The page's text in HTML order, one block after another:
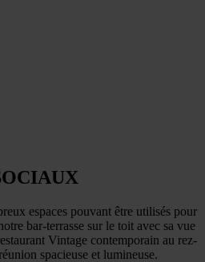
espaces pouvant être utilisés pour
bar-terrasse sur le toit avec sa vue
Vintage contemporain au rez-
spacieuse et lumineuse.